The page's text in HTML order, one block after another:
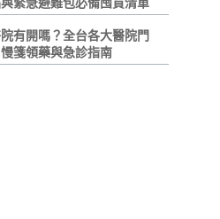
緊急避難包必備囤貨清單
有開嗎？全台各大醫院門
箋領藥與急診指南